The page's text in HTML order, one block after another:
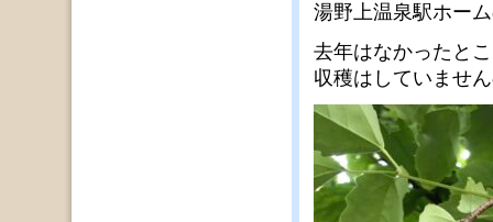
湯野上温泉駅ホー
去年はなかったと
収穫はしていませ